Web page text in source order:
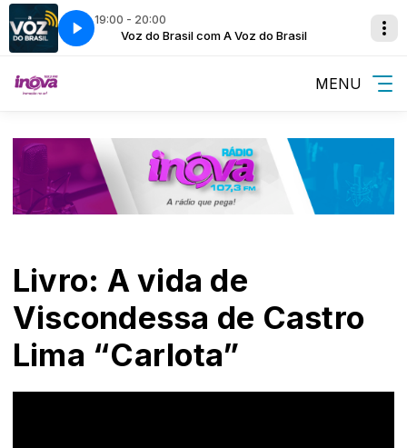
19:00 - 20:00
Brasil Voz do Brasil com A Voz do Brasil
Fim de Noite com Evandro Luiz
MENU
Livro: A vida de
Viscondessa de Castro
Lima “Carlota”